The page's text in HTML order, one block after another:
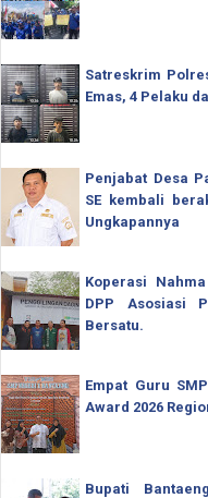
Satreskrim
Emas, 4 Pelaku
Penjabat Desa
SE kembali
Ungkapannya
Koperasi
DPP Asosiasi
Bersatu.
Empat Guru
Award 2026
Bupati